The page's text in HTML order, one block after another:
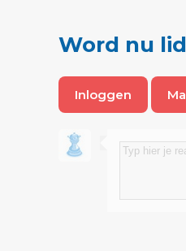
Word nu
Inloggen